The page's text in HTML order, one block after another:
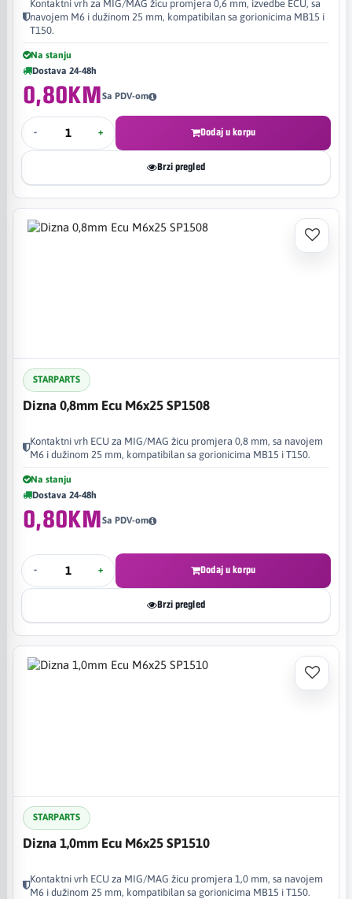
Kontaktni vrh za MIG/MAG žicu promjera 0,6 mm, izvedbe ECU, sa
navojem M6 i dužinom 25 mm, kompatibilan sa gorionicima MB15 i
T150.
Na stanju
Dostava 24-48h
0,80KMSa PDV-om
- + Dodaj u korpu
Brzi pregled
STARPARTS
Dizna 0,8mm Ecu M6x25 SP1508
Kontaktni vrh ECU za MIG/MAG žicu promjera 0,8 mm, sa navojem
M6 i dužinom 25 mm, kompatibilan sa gorionicima MB15 i T150.
Na stanju
Dostava 24-48h
0,80KMSa PDV-om
- + Dodaj u korpu
Brzi pregled
STARPARTS
Dizna 1,0mm Ecu M6x25 SP1510
Kontaktni vrh ECU za MIG/MAG žicu promjera 1,0 mm, sa navojem
M6 i dužinom 25 mm, kompatibilan sa gorionicima MB15 i T150.